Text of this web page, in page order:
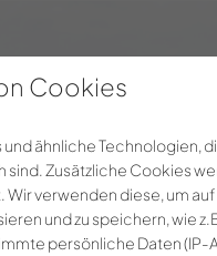
Über uns
Cookies
ähnliche Technologien,
Zusätzliche Cookies
verwenden diese, um
und zu speichern, wie
persönliche Daten (IP-